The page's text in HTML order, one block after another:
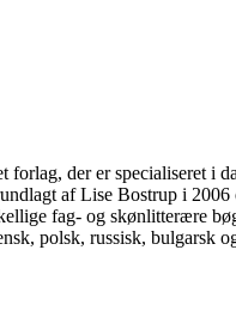
forlag, der er specialiseret i
af Lise Bostrup i 2006
fag- og skønlitterære
polsk, russisk, bulgarsk